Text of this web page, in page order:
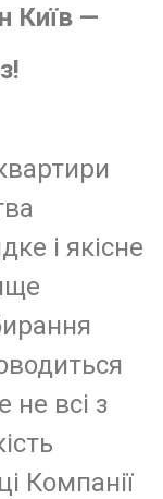
Київ —
і якісне
не всі з
Компанії